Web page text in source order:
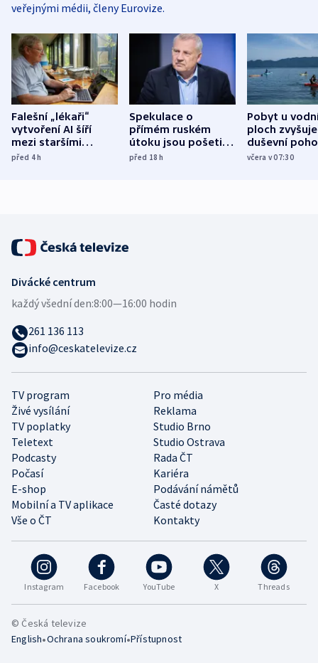
veřejnými médii, členy Eurovize.
Falešní „lékaři“
vytvoření AI šíří
mezi staršími
Poláky nebezpečné
před 4h
Spekulace o
přímém ruském
útoku jsou pošetilé,
míní estonský
před 18h
Pobyt u
ploch zvyšuje
duševní
ukázala
včera v 07:30
Instagram Facebook YouTube X Threads
TV program
Pro média
Živé vysílání
Reklama
TV poplatky
Studio Brno
Teletext
Studio Ostrava
Podcasty
Rada ČT
Počasí
Kariéra
E-shop
Podávání námětů
Mobilní a TV aplikace
Časté dotazy
Vše o ČT
Kontakty
Divácké centrum
každý všední den:8:00—16:00 hodin
261 136 113
info@ceskatelevize.cz
© Česká televize
English•Ochrana soukromí•Přístupnost